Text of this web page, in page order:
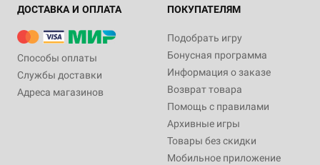
ДОСТАВКА И ОПЛАТА
Способы оплаты
Службы доставки
Адреса магазинов
ПОКУПАТЕЛЯМ
Подобрать игру
Бонусная программа
Информация о заказе
Возврат товара
Помощь с правилами
Архивные игры
Товары без скидки
Мобильное приложение